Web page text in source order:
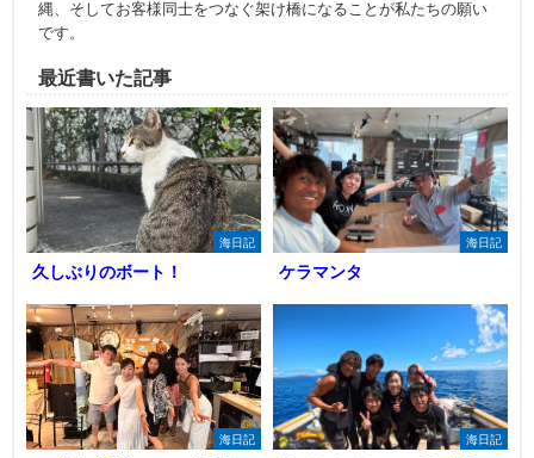
縄、そしてお客様同士をつなぐ架け橋になることが私たちの願い
です。
最近書いた記事
海日記
久しぶりのボート！
海日記
ケラマンタ
海日記 海日記